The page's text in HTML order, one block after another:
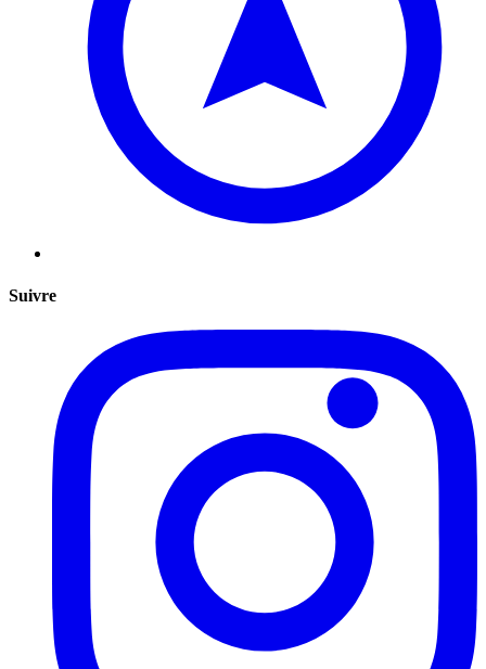
Suivre